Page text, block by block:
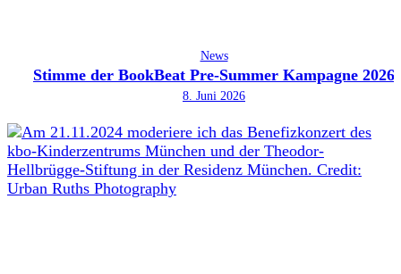
News
Stimme der BookBeat Pre-Summer Kampagne 2026
8. Juni 2026